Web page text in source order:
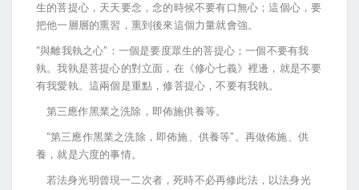
生的菩提心，天天要念，念的時候不要有口無心；這個心，要
把他一層層的熏習，熏到後來這個力量就會強。
“與離我執之心”：一個是要度眾生的菩提心；一個不要有我
執。我執是菩提心的對立面，在《修心七義》裡邊，就是不要
有我愛執。這兩個是重點，修菩提心，不要有我執。
第三應作黑業之洗除，即佈施供養等。
“第三應作黑業之洗除，即佈施、供養等”。再做佈施、供
養，就是六度的事情。
若法身光明曾現一二次者，死時不必再修此法，以法身光